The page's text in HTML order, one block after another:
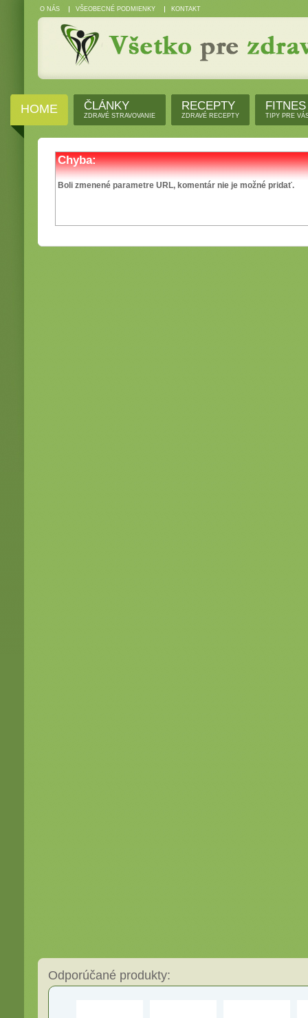
O NÁS VŠEOBECNÉ PODMIENKY KONTAKT
HOME ČLÁNKY
ZDRAVÉ STRAVOVANIE
RECEPTY
ZDRAVÉ RECEPTY
FITNES
TIPY PRE
Chyba:
Boli zmenené parametre URL, komentár nie je možné pridať.
Odporúčané produkty: